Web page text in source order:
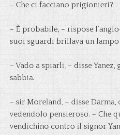
– Che ci facciano prigionieri?
– È probabile, – rispose
suoi sguardi brillava un lampo
– Vado a spiarli, – disse
sabbia.
– sir Moreland, – disse
vedendolo pensieroso. – Che
vendichino contro il signor